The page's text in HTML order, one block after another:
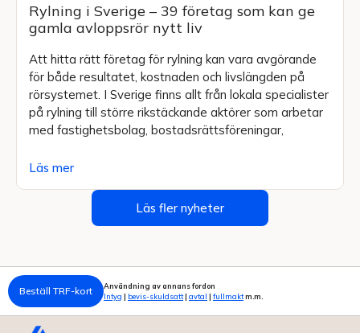
Rylning i Sverige – 39 företag som kan ge
gamla avloppsrör nytt liv
Att hitta rätt företag för rylning kan vara avgörande
för både resultatet, kostnaden och livslängden på
rörsystemet. I Sverige finns allt från lokala specialister
på rylning till större rikstäckande aktörer som arbetar
med fastighetsbolag, bostadsrättsföreningar,
Läs mer
Läs fler nyheter
Beställ TRF-kort
Användning av annans fordon
Intyg | bevis-skuldsatt| avtal | fullmaktm.m.